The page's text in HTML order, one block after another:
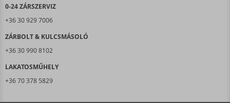
0-24 ZÁRSZERVIZ
+36 30 929 7006
ZÁRBOLT & KULCSMÁSOLÓ
+36 30 990 8102
LAKATOSMŰHELY
+36 70 378 5829